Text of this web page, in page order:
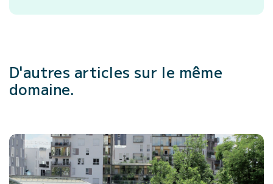
D'autres articles sur le même
domaine.